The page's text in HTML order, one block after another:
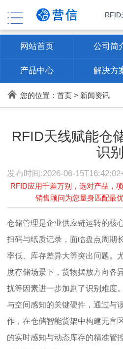
RFID
网站首页 公司简
产品中心 解决方
联系方式
您的位置： 首页> 新闻资讯
RFID天线赋能仓
识别
发布时间:2026-06-
RFID应用千差万别，选对产品，
销售顾问为您量身匹配最
仓储管理是企业供应链运转的核
扫码与纸质记录，面临盘点周期
率低、库存差异大等突出问题。
度存储场景下，货物摆放方向各
扰等因素进一步加剧了识别难度
与空间感知的关键硬件，通过与
作，在仓储智能货架中构建无盲
的实时感知与动态库存的精准管